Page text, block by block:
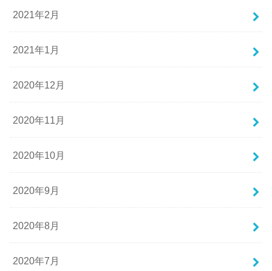
2021年2月
2021年1月
2020年12月
2020年11月
2020年10月
2020年9月
2020年8月
2020年7月